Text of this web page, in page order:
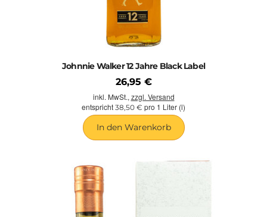
Johnnie Walker 12 Jahre Black Label
26,95 €
inkl. MwSt., zzgl. Versand
entspricht 38,50 € pro 1 Liter (l)
In den Warenkorb